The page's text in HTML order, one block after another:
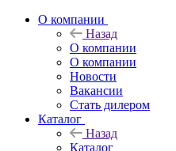
О компании
Назад
О компании
О компании
Новости
Вакансии
Стать дилером
Каталог
Назад
Каталог